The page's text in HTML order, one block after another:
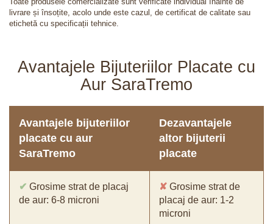
livrare și însoțite, acolo unde este cazul, de certificat de calitate sau
etichetă cu specificații tehnice.
Avantajele Bijuteriilor Placate cu
Aur SaraTremo
Avantajele bijuteriilor
placate cu aur
SaraTremo
Dezavantajele
altor bijuterii
placate
✔ Grosime strat de placaj
de aur: 6-8 microni
✘ Grosime strat de
placaj de aur: 1-2
microni